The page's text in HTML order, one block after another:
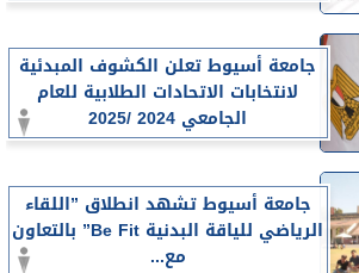
جامعة أسيوط تعلن الكشوف المبدئية
لانتخابات الاتحادات الطلابية للعام
الجامعي 2024 /2025
جامعة أسيوط تشهد انطلاق ”اللقاء
الرياضي للياقة البدنية Be Fit” بالتعاون
مع...